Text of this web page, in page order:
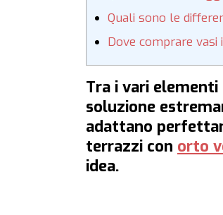
Quali sono le
Dove comprare vasi
Tra i vari
soluzione
adattano
terrazzi con orto
idea.